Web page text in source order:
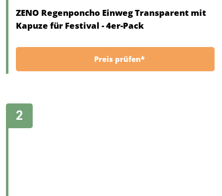
ZENO Regenponcho Einweg Transparent mit
Kapuze für Festival - 4er-Pack
Preis prüfen*